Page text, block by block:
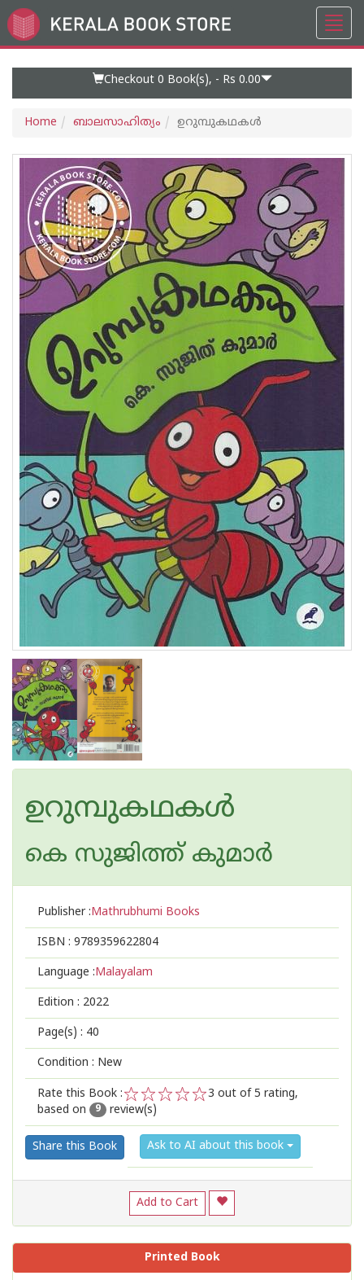
Go
to
Checkout 0 Book(s), - Rs 0.00
Home ബാലസാഹിത്യം ഉറുമ്പുകഥകൾ
ഉറുമ്പുകഥകൾ
കെ സുജിത്ത് കുമാര്‍
Publisher :Mathrubhumi Books
ISBN : 9789359622804
Language :Malayalam
Edition : 2022
Page(s) : 40
Condition : New
Rate this Book :
2
1
3 out of 5 rating,
based on
9 review(s)
Share this Book Ask to AI about this book
Add to Cart
Printed Book